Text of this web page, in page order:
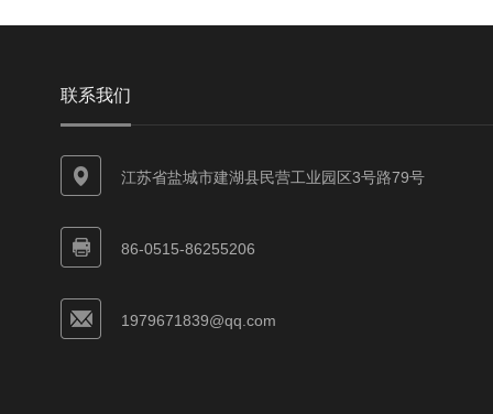
联系我们
江苏省盐城市建湖县民营工业园区3号路79号
86-0515-86255206
1979671839@qq.com